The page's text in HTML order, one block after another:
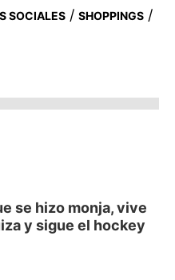
SOCIALES / SHOPPINGS /
se hizo monja, vive
y sigue el hockey